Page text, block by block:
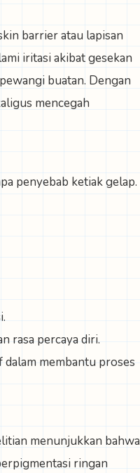
barrier atau lapisan
iritasi akibat gesekan
buatan. Dengan
mencegah
penyebab ketiak gelap.
rasa percaya diri.
membantu proses
menunjukkan bahwa
ringan